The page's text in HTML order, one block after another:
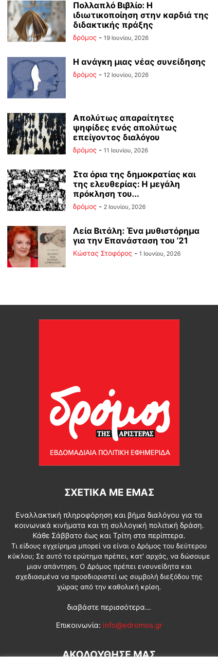
Πολλαπλό Βιβλίο: Η
ιδιωτικοποίηση στην καρδιά της
διδακτικής πράξης
δρόμος - 19 Ιουνίου, 2026
Η ανάγκη μιας νέας συνείδησης
δρόμος - 12 Ιουνίου, 2026
Απολύτως απαραίτητες
ψηφίδες ενός απολύτως
επείγοντος διαλόγου
δρόμος - 11 Ιουνίου, 2026
Στα όρια της δημοκρατίας και
της ελευθερίας: Η μεγάλη
πρόκληση του...
δρόμος - 2 Ιουνίου, 2026
Λεία Βιτάλη: Ένα μυθιστόρημα
για την Επανάσταση του ’21
Κώστας Στοφόρος - 1 Ιουνίου, 2026
ΣΧΕΤΙΚΆ ΜΕ ΕΜΆΣ
Εναλλακτική πληροφόρηση και βήμα διαλόγου για τα
κοινωνικά κινήματα και τη συλλογική πολιτική δράση.
Κάθε Σάββατο έως και Τρίτη στα περίπτερα.
Τι είδους εγχείρημα μπορεί να είναι ο Δρόμος του δεύτερου
κύκλου; Σε αυτό το ερώτημα πρέπει, κατ’ αρχάς, να δώσουμε
μιαν απάντηση. Ο Δρόμος πρέπει ενσυνείδητα και
σχεδιασμένα να προσδιοριστεί ως συμβολή διεξόδου της
χώρας από την καθολική κρίση.
διαβάστε περισσότερα...
Επικοινωνία: info@edromos.gr
ΑΚΟΛΟΥΘΗΣΕ ΜΑΣ